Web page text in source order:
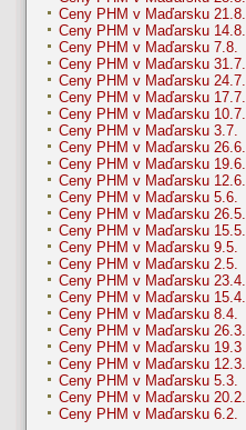
Ceny PHM v Maďarsku 21.8.
Ceny PHM v Maďarsku 14.8.
Ceny PHM v Maďarsku 7.8.
Ceny PHM v Maďarsku 31.7.
Ceny PHM v Maďarsku 24.7.
Ceny PHM v Maďarsku 17.7.
Ceny PHM v Maďarsku 10.7.
Ceny PHM v Maďarsku 3.7.
Ceny PHM v Maďarsku 26.6.
Ceny PHM v Maďarsku 19.6.
Ceny PHM v Maďarsku 12.6.
Ceny PHM v Maďarsku 5.6.
Ceny PHM v Maďarsku 26.5.
Ceny PHM v Maďarsku 15.5.
Ceny PHM v Maďarsku 9.5.
Ceny PHM v Maďarsku 2.5.
Ceny PHM v Maďarsku 23.4.
Ceny PHM v Maďarsku 15.4.
Ceny PHM v Maďarsku 8.4.
Ceny PHM v Maďarsku 26.3.
Ceny PHM v Maďarsku 19.3
Ceny PHM v Maďarsku 12.3.
Ceny PHM v Maďarsku 5.3.
Ceny PHM v Maďarsku 20.2.
Ceny PHM v Maďarsku 6.2.